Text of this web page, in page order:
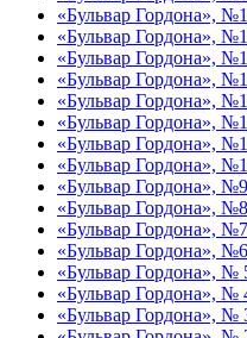
«Бульвар Гордона»,
«Бульвар Гордона»,
«Бульвар Гордона»,
«Бульвар Гордона»,
«Бульвар Гордона»,
«Бульвар Гордона»,
«Бульвар Гордона»,
«Бульвар Гордона»,
«Бульвар Гордона»,
«Бульвар Гордона»,
«Бульвар Гордона»,
«Бульвар Гордона»,
«Бульвар Гордона», №
«Бульвар Гордона», №
«Бульвар Гордона», №